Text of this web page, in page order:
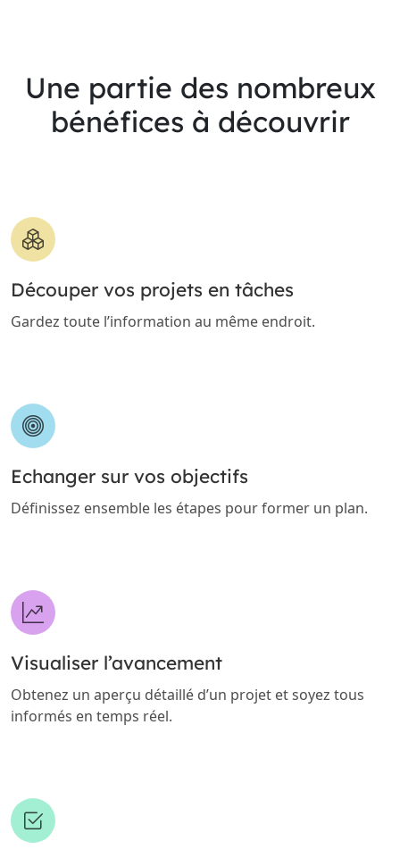
Une partie des nombreux
bénéfices à découvrir
Découper vos projets en tâches
Gardez toute l’information au même endroit.
Echanger sur vos objectifs
Définissez ensemble les étapes pour former un plan.
Visualiser l’avancement
Obtenez un aperçu détaillé d’un projet et soyez tous
informés en temps réel.